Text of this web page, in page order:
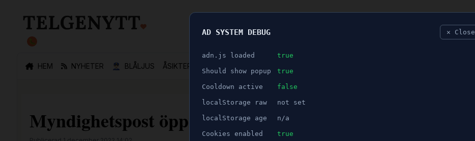
HEM NYHETER 👮🏻‍♂️ BLÅLJUS ÅSIKTER SPORT NÖJE
ANNONS
Myndighetspost öppnades av anställd - "Oacceptabelt"
AD SYSTEM DEBUG ✕ Close
adn.js loaded true
Should show popup true
Cooldown active false
localStorage raw not set
localStorage age n/a
Cookies enabled true